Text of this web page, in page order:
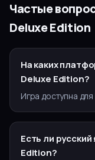
Частые
Deluxe Edition
На каких
Deluxe Edition?
Игра доступна
Есть ли русский
Edition?